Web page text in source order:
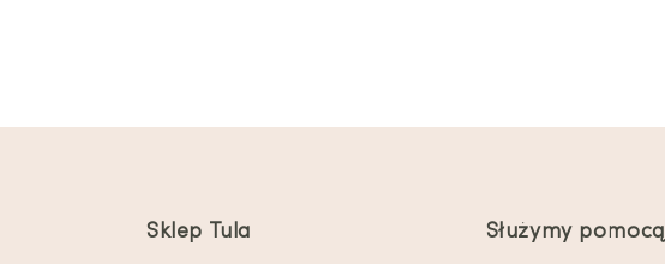
Sklep Tula Służymy pomocą